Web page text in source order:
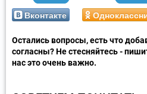
Вконтакте
Остались вопросы, есть что
согласны? Не стесняйтесь -
нас это очень важно.